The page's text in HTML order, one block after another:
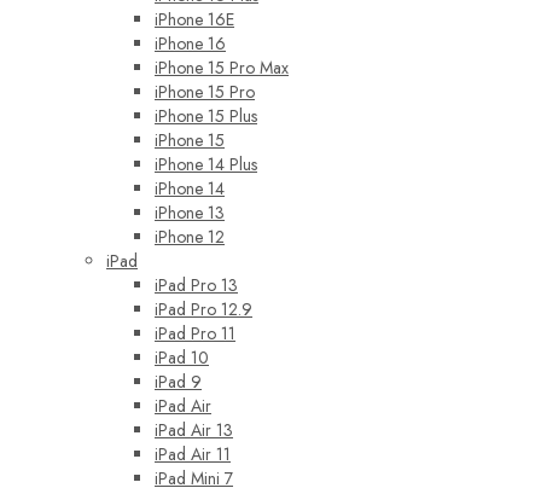
iPhone 16E
iPhone 16
iPhone 15 Pro Max
iPhone 15 Pro
iPhone 15 Plus
iPhone 15
iPhone 14 Plus
iPhone 14
iPhone 13
iPhone 12
iPad
iPad Pro 13
iPad Pro 12.9
iPad Pro 11
iPad 10
iPad 9
iPad Air
iPad Air 13
iPad Air 11
iPad Mini 7